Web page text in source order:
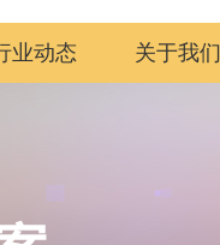
业动态 关于我们